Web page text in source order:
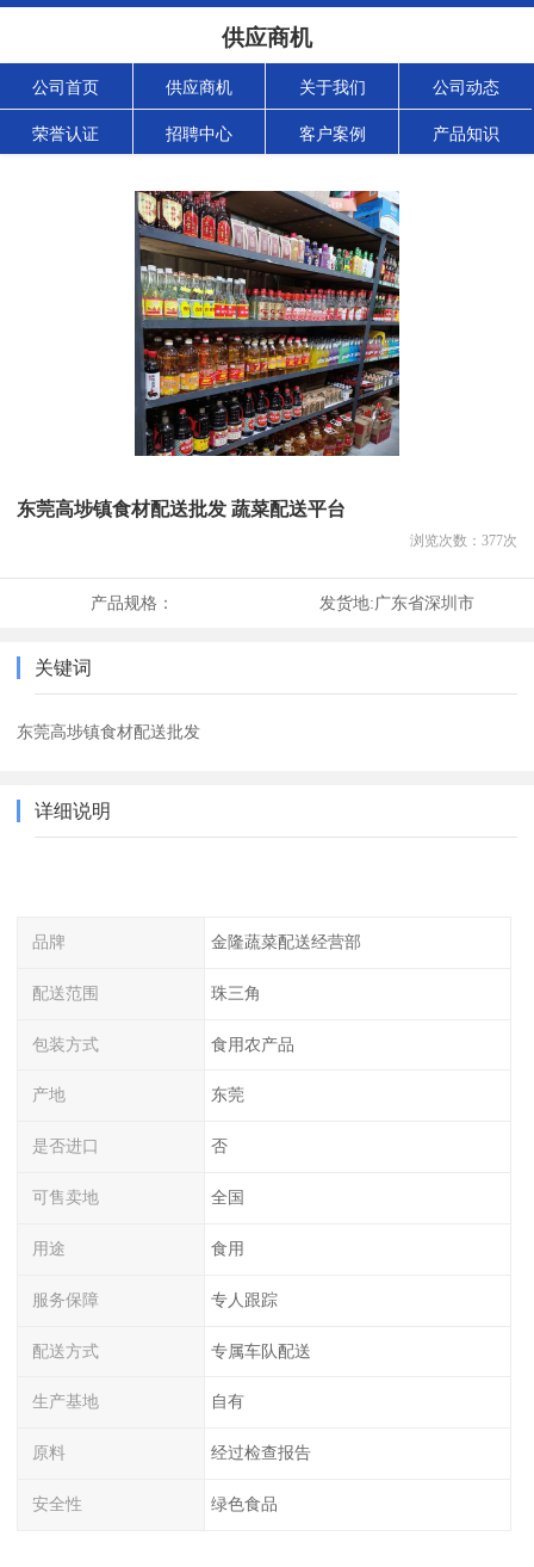
供应商机
公司首页 供应商机 关于我们 公司动态
荣誉认证 招聘中心 客户案例 产品知识
东莞高埗镇食材配送批发 蔬菜配送平台
浏览次数： 377次
产品规格： 发货地:广东省深圳市
关键词
东莞高埗镇食材配送批发
详细说明
品牌 金隆蔬菜配送经营部
配送范围 珠三角
包装方式 食用农产品
产地 东莞
是否进口 否
可售卖地 全国
用途 食用
服务保障 专人跟踪
配送方式 专属车队配送
生产基地 自有
原料 经过检查报告
安全性 绿色食品